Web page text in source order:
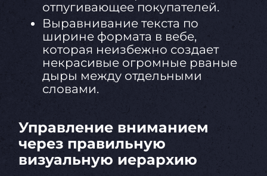
отпугивающее покупателей.
Выравнивание текста по
ширине формата в вебе,
которая неизбежно создает
некрасивые огромные рваные
дыры между отдельными
словами.
Управление вниманием
через правильную
визуальную иерархию